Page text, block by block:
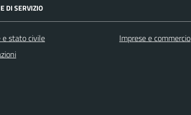
DI SERVIZIO
e stato civile
Imprese e commercio